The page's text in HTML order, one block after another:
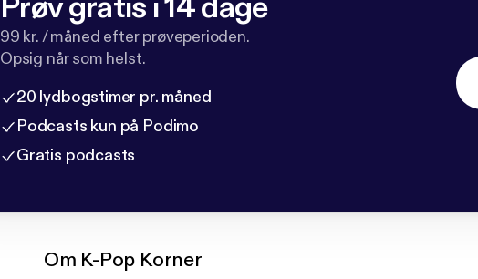
99 kr. / måned efter prøveperioden.
Opsig når som helst.
20 lydbogstimer pr. måned
Podcasts kun på Podimo
Gratis podcasts
Om K-Pop Korner